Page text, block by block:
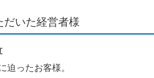
だいた経営者様
迫ったお客様。